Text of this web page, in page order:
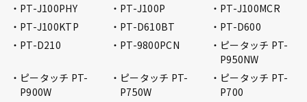
PT-J100PHY PT-J100P
PT-J100MCR
PT-J100KTP
PT-D610BT
PT-D600
PT-D210
PT-9800PCN
ピータッチ PT-
P950NW
ピータッチ PT-
P900W
ピータッチ PT-
P750W
ピータッチ PT-
P700